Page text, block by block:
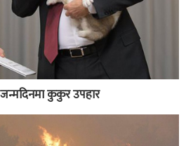
जन्मदिनमा कुकुर उपहार